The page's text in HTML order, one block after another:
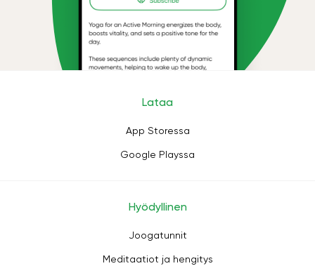
Lataa
App Storessa
Google Playssa
Hyödyllinen
Joogatunnit
Meditaatiot ja hengitys